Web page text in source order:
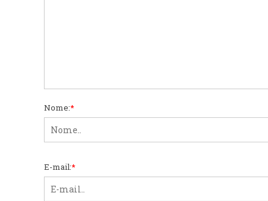
Nome:*
E-mail:*